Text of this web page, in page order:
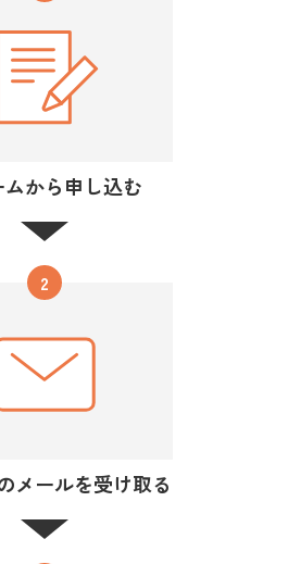
ムから申し込む
2
メールを受け取る